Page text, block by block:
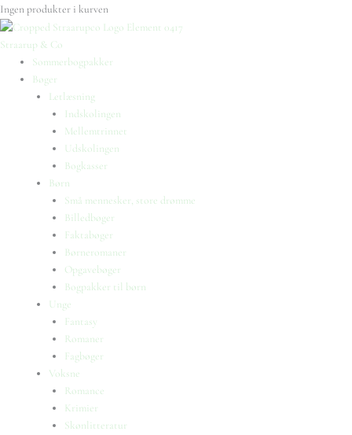
Ingen produkter i kurven
Straarup & Co
Sommerbogpakker
Bøger
Letlæsning
Indskolingen
Mellemtrinnet
Udskolingen
Bogkasser
Børn
Små mennesker, store drømme
Billedbøger
Faktabøger
Børneromaner
Opgavebøger
Bogpakker til børn
Unge
Fantasy
Romaner
Fagbøger
Voksne
Romance
Krimier
Skønlitteratur